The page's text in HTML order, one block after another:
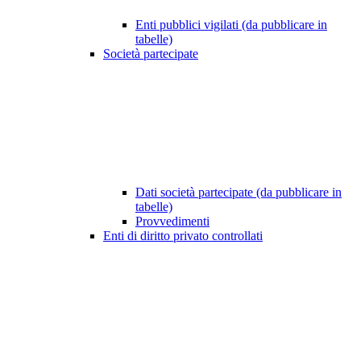
Enti pubblici vigilati (da pubblicare in
tabelle)
Società partecipate
Dati società partecipate (da pubblicare in
tabelle)
Provvedimenti
Enti di diritto privato controllati